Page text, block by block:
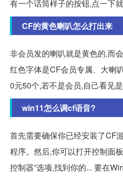
有一个话筒样子的按钮,点一下
CF的黄色喇叭怎么打出来
非会员发的喇叭就是黄色的,而
红色字体是CF会员专属、大喇
0元50个,若不是会员,自己看见是
win11怎么调cf语音?
首先需要确保你已经安装了CF
程序。然后,你可以打开控制面
控制器”选项,找到你的... 要在